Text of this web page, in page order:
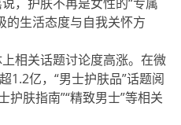
的生活态度与自我关怀方
相关话题讨论度高涨。在微
1.2亿，“男士护肤品”话题阅
护肤指南”“精致男士”等相关